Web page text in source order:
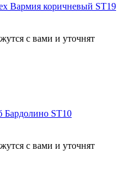
Вармия коричневый ST19
с вами и уточнят
ST10
с вами и уточнят